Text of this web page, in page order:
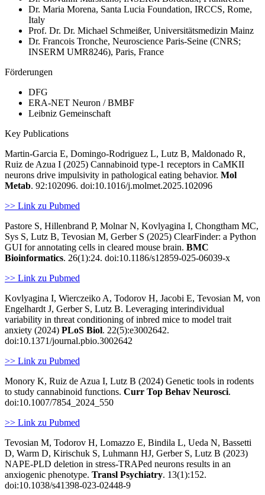
Dr. Maria Morena, Santa Lucia Foundation, IRCCS, Rome,
Italy
Prof. Dr. Dr. Michael Schmeißer, Universitätsmedizin Mainz
Dr. Francois Tronche, Neuroscience Paris-Seine (CNRS;
INSERM UMR8246), Paris, France
Förderungen
DFG
ERA-NET Neuron / BMBF
Leibniz Gemeinschaft
Key Publications
Martin-Garcia E, Domingo-Rodriguez L, Lutz B, Maldonado R,
Ruiz de Azua I (2025) Cannabinoid type-1 receptors in CaMKII
neurons drive impulsivity in pathological eating behavior. Mol
Metab. 92:102096. doi:10.1016/j.molmet.2025.102096
>> Link zu Pubmed
Pastore S, Hillenbrand P, Molnar N, Kovlyagina I, Chongtham MC,
Sys S, Lutz B, Tevosian M, Gerber S (2025) ClearFinder: a Python
GUI for annotating cells in cleared mouse brain. BMC
Bioinformatics. 26(1):24. doi:10.1186/s12859-025-06039-x
>> Link zu Pubmed
Kovlyagina I, Wierczeiko A, Todorov H, Jacobi E, Tevosian M, von
Engelhardt J, Gerber S, Lutz B. Leveraging interindividual
variability in threat conditioning of inbred mice to model trait
anxiety (2024) PLoS Biol. 22(5):e3002642.
doi:10.1371/journal.pbio.3002642
>> Link zu Pubmed
Monory K, Ruiz de Azua I, Lutz B (2024) Genetic tools in rodents
to study cannabinoid functions. Curr Top Behav Neurosci.
doi:10.1007/7854_2024_550
>> Link zu Pubmed
Tevosian M, Todorov H, Lomazzo E, Bindila L, Ueda N, Bassetti
D, Warm D, Kirischuk S, Luhmann HJ, Gerber S, Lutz B (2023)
NAPE-PLD deletion in stress-TRAPed neurons results in an
anxiogenic phenotype. Transl Psychiatry. 13(1):152.
doi:10.1038/s41398-023-02448-9